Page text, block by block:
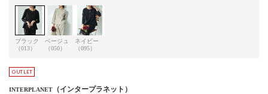
ブラック
（013）
ベージュ
（050）
ネイビー
（095）
INTERPLANET （インタープラネット）